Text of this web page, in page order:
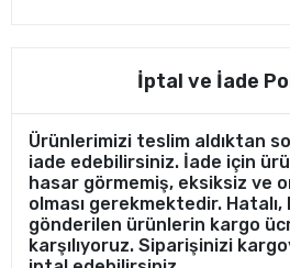
İptal ve İade
Ürünlerimizi teslim aldıktan
iade edebilirsiniz. İade için
hasar görmemiş, eksiksiz ve
olması gerekmektedir. Hatalı,
gönderilen ürünlerin kargo
karşılıyoruz. Siparişinizi